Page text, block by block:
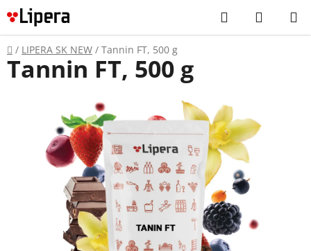
Prejsť
na
obsah
Hľadať
KOŠÍK
Domov
/ LIPERA SK NEW / Tannin FT, 500 g
Tannin FT, 500 g